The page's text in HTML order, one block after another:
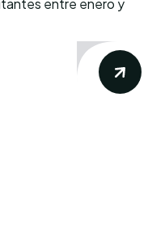
entre enero y